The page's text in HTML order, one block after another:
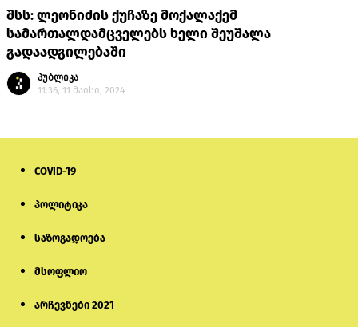
შსს: ლეონიძის ქუჩაზე მოქალაქემ
სამართალდამცველებს ხელი შეუშალა
გადაადგილებაში
პუბლიკა
11:36, 11 მაისი, 2024
COVID-19
პოლიტიკა
საზოგადოება
მსოფლიო
არჩევნები 2021